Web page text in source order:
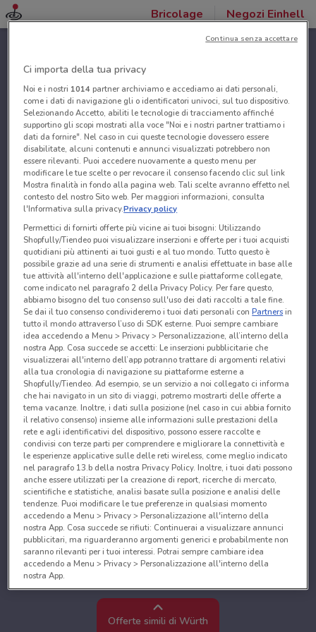
Bricolage Negozi Einhell
Offerte simili di Würth
Ci importa della tua privacy
Noi e i nostri 1014partner archiviamo e accediamo ai dati personali,
come i dati di navigazione gli o identificatori univoci, sul tuo dispositivo.
Selezionando Accetto, abiliti le tecnologie di tracciamento affinché
supportino gli scopi mostrati alla voce "Noi e i nostri partner trattiamo i
dati da fornire". Nel caso in cui queste tecnologie dovessero essere
disabilitate, alcuni contenuti e annunci visualizzati potrebbero non
essere rilevanti. Puoi accedere nuovamente a questo menu per
modificare le tue scelte o per revocare il consenso facendo clic sul link
Mostra finalità in fondo alla pagina web. Tali scelte avranno effetto nel
contesto del nostro Sito web. Per maggiori informazioni, consulta
l'Informativa sulla privacy.Privacy policy
Permettici di fornirti offerte più vicine ai tuoi bisogni: Utilizzando
Shopfully/Tiendeo puoi visualizzare inserzioni e offerte per i tuoi acquisti
quotidiani più attinenti ai tuoi gusti e al tuo mondo. Tutto questo è
possibile grazie ad una serie di strumenti e analisi effettuate in base alle
tue attività all'interno dell'applicazione e sulle piattaforme collegate,
come indicato nel paragrafo 2 della Privacy Policy. Per fare questo,
abbiamo bisogno del tuo consenso sull'uso dei dati raccolti a tale fine.
Se dai il tuo consenso condivideremo i tuoi dati personali conPartnersin
tutto il mondo attraverso l’uso di SDK esterne. Puoi sempre cambiare
idea accedendo a Menu > Privacy > Personalizzazione, all’interno della
nostra App. Cosa succede se accetti: Le inserzioni pubblicitarie che
visualizzerai all'interno dell’app potranno trattare di argomenti relativi
alla tua cronologia di navigazione su piattaforme esterne a
Shopfully/Tiendeo. Ad esempio, se un servizio a noi collegato ci informa
che hai navigato in un sito di viaggi, potremo mostrarti delle offerte a
tema vacanze. Inoltre, i dati sulla posizione (nel caso in cui abbia fornito
il relativo consenso) insieme alle informazioni sulle prestazioni della
rete e agli identificativi del dispositivo, possono essere raccolte e
condivisi con terze parti per comprendere e migliorare la connettività e
le esperienze applicative sulle delle reti wireless, come meglio indicato
nel paragrafo 13.b della nostra Privacy Policy. Inoltre, i tuoi dati possono
anche essere utilizzati per la creazione di report, ricerche di mercato,
scientifiche e statistiche, analisi basate sulla posizione e analisi delle
tendenze. Puoi modificare le tue preferenze in qualsiasi momento
accedendo a Menu > Privacy > Personalizzazione all'interno della
nostra App. Cosa succede se rifiuti: Continuerai a visualizzare annunci
pubblicitari, ma riguarderanno argomenti generici e probabilmente non
saranno rilevanti per i tuoi interessi. Potrai sempre cambiare idea
accedendo a Menu > Privacy > Personalizzazione all'interno della
nostra App.
Noi e i nostri partner trattiamo i dati per fornire:
Utilizzare dati di geolocalizzazione precisi. Scansione attiva delle
caratteristiche del dispositivo ai fini dell’identificazione. Archiviare
Continua senza accettare